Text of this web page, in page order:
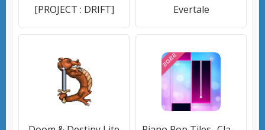
[PROJECT : DRIFT] Evertale